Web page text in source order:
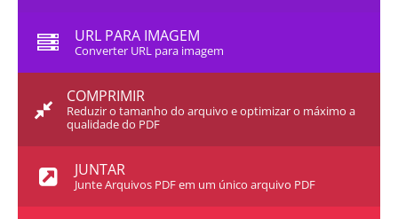
URL PARA IMAGEM
Converter URL para imagem
COMPRIMIR
Reduzir o tamanho do arquivo e optimizar o máximo a
qualidade do PDF
JUNTAR
Junte Arquivos PDF em um único arquivo PDF